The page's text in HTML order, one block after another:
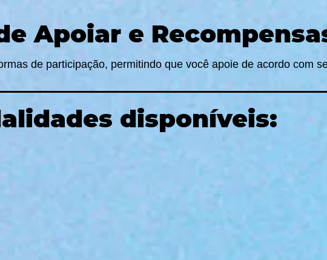
Apoiar e
de participação, permitindo que você apoie de acordo com
disponíveis: